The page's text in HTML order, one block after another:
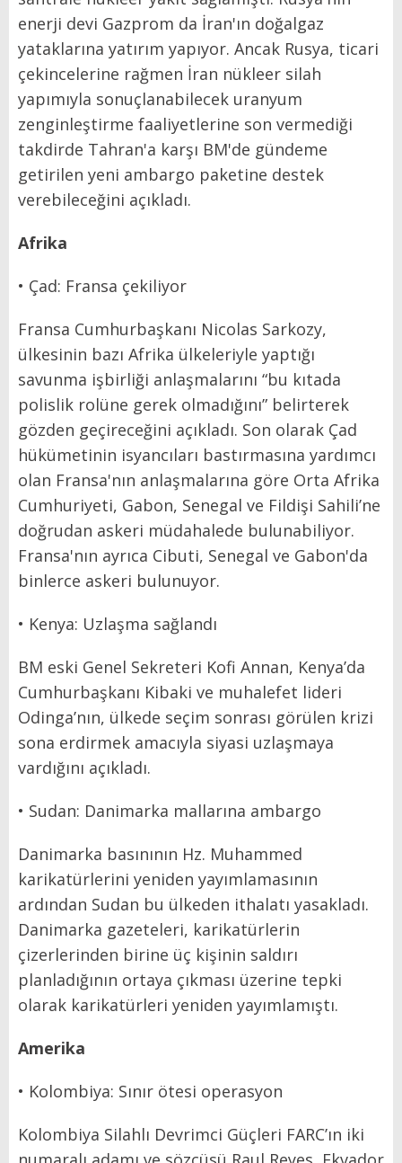
enerji devi Gazprom da İran'ın doğalgaz
yataklarına yatırım yapıyor. Ancak Rusya, ticari
çekincelerine rağmen İran nükleer silah
yapımıyla sonuçlanabilecek uranyum
zenginleştirme faaliyetlerine son vermediği
takdirde Tahran'a karşı BM'de gündeme
getirilen yeni ambargo paketine destek
verebileceğini açıkladı.
Afrika
• Çad: Fransa çekiliyor
Fransa Cumhurbaşkanı Nicolas Sarkozy,
ülkesinin bazı Afrika ülkeleriyle yaptığı
savunma işbirliği anlaşmalarını “bu kıtada
polislik rolüne gerek olmadığını” belirterek
gözden geçireceğini açıkladı. Son olarak Çad
hükümetinin isyancıları bastırmasına yardımcı
olan Fransa'nın anlaşmalarına göre Orta Afrika
Cumhuriyeti, Gabon, Senegal ve Fildişi Sahili’ne
doğrudan askeri müdahalede bulunabiliyor.
Fransa'nın ayrıca Cibuti, Senegal ve Gabon'da
binlerce askeri bulunuyor.
• Kenya: Uzlaşma sağlandı
BM eski Genel Sekreteri Kofi Annan, Kenya’da
Cumhurbaşkanı Kibaki ve muhalefet lideri
Odinga’nın, ülkede seçim sonrası görülen krizi
sona erdirmek amacıyla siyasi uzlaşmaya
vardığını açıkladı.
• Sudan: Danimarka mallarına ambargo
Danimarka basınının Hz. Muhammed
karikatürlerini yeniden yayımlamasının
ardından Sudan bu ülkeden ithalatı yasakladı.
Danimarka gazeteleri, karikatürlerin
çizerlerinden birine üç kişinin saldırı
planladığının ortaya çıkması üzerine tepki
olarak karikatürleri yeniden yayımlamıştı.
Amerika
• Kolombiya: Sınır ötesi operasyon
Kolombiya Silahlı Devrimci Güçleri FARC’ın iki